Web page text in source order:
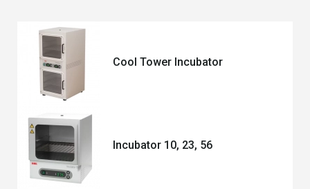
Cool Tower Incubator
Incubator 10, 23, 56